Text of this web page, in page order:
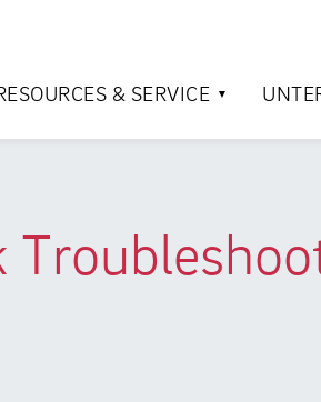
& SERVICE